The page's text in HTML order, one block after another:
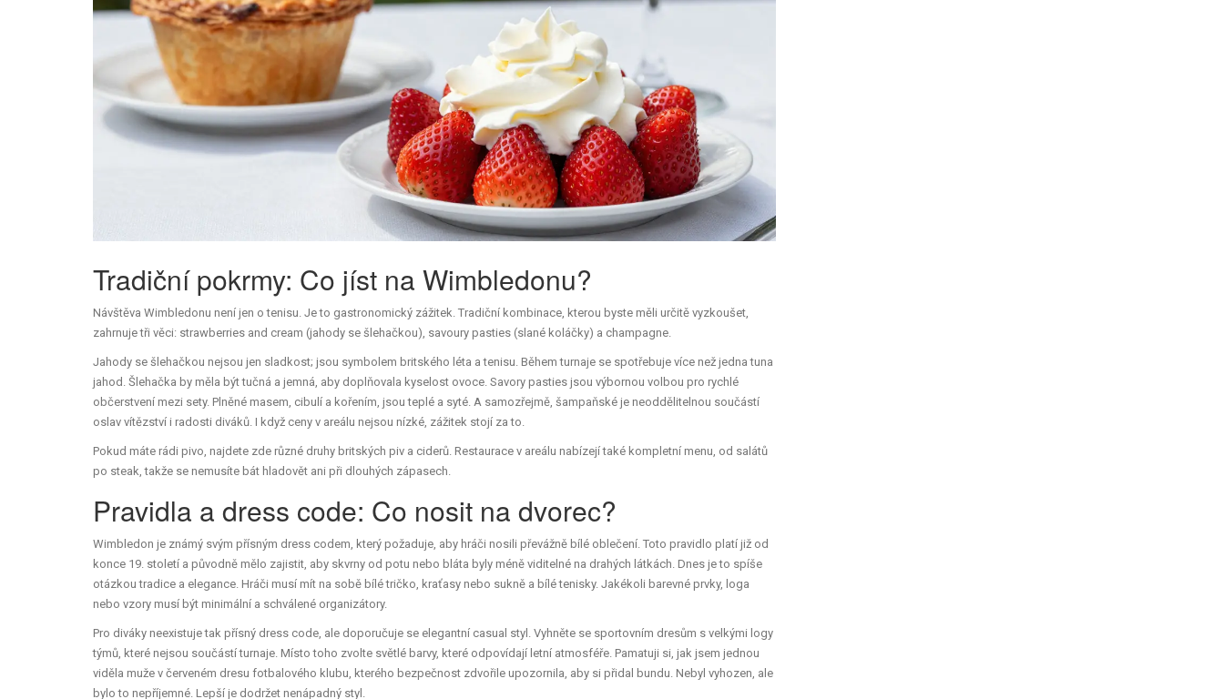
Tradiční pokrmy: Co jíst na Wimbledonu?
Návštěva Wimbledonu není jen o tenisu. Je to gastronomický zážitek. Tradiční kombinace, kterou byste měli určitě vyzkoušet,
zahrnuje tři věci: strawberries and cream (jahody se šlehačkou), savoury pasties (slané koláčky) a champagne
Jahody se šlehačkou nejsou jen sladkost; jsou symbolem britského léta a tenisu. Během turnaje se spotřebuje více než jedna tuna
jahod. Šlehačka by měla být tučná a jemná, aby doplňovala kyselost ovoce. Savory pasties jsou výbornou volbou pro rychlé
občerstvení mezi sety. Plněné masem, cibulí a kořením, jsou teplé a syté. A samozřejmě, šampaňské je neoddělitelnou součástí
oslav vítězství i radosti diváků. I když ceny v areálu nejsou nízké, zážitek stojí za to.
Pokud máte rádi pivo, najdete zde různé druhy britských piv a ciderů. Restaurace v areálu nabízejí také kompletní menu, od salátů
po steak, takže se nemusíte bát hladovět ani při dlouhých zápasech.
Pravidla a dress code: Co nosit na dvorec?
Wimbledon je známý svým přísným dress codem , který požaduje, aby hráči nosili převážně bílé oblečení Toto pravidlo platí již od
konce 19. století a původně mělo zajistit, aby skvrny od potu nebo bláta byly méně viditelné na drahých látkách. Dnes je to spíše
otázkou tradice a elegance. Hráči musí mít na sobě bílé tričko, kraťasy nebo sukně a bílé tenisky. Jakékoli barevné prvky, loga
nebo vzory musí být minimální a schválené organizátory.
Pro diváky neexistuje tak přísný dress code, ale doporučuje se elegantní casual styl. Vyhněte se sportovním dresům s velkými logy
týmů, které nejsou součástí turnaje. Místo toho zvolte světlé barvy, které odpovídají letní atmosféře. Pamatuji si, jak jsem jednou
viděla muže v červeném dresu fotbalového klubu, kterého bezpečnost zdvořile upozornila, aby si přidal bundu. Nebyl vyhozen, ale
bylo to nepříjemné. Lepší je dodržet nenápadný styl.